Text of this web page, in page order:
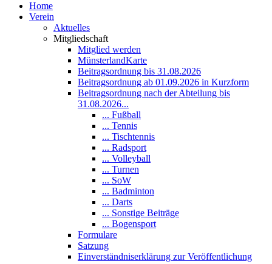
Home
Verein
Aktuelles
Mitgliedschaft
Mitglied werden
MünsterlandKarte
Beitragsordnung bis 31.08.2026
Beitragsordnung ab 01.09.2026 in Kurzform
Beitragsordnung nach der Abteilung bis
31.08.2026...
... Fußball
... Tennis
... Tischtennis
... Radsport
... Volleyball
... Turnen
... SoW
... Badminton
... Darts
... Sonstige Beiträge
... Bogensport
Formulare
Satzung
Einverständniserklärung zur Veröffentlichung